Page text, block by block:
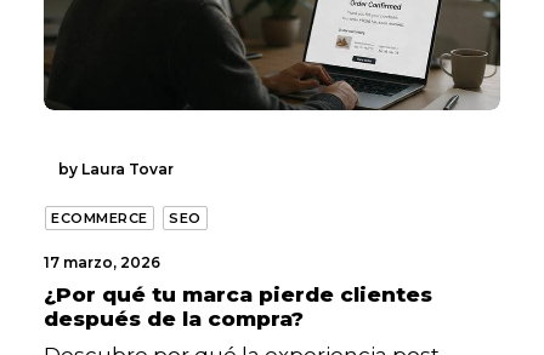
by Laura Tovar
ECOMMERCE SEO
17 marzo, 2026
¿Por qué tu marca pierde clientes
después de la compra?